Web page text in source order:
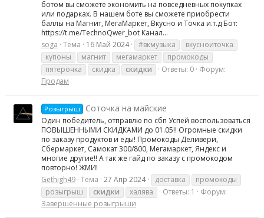
ботом вы сможете экономить на повседневных покупках
или подарках. В нашем боте вы сможете приобрести
баллы на Магнит, МегаМаркет, Вкусно и Точка и.т.д Бот:
https://t.me/TechnoQwer_bot Канал...
soga Тема 16 Май 2024 #вкмузыка
вкусноиточка
купоны
магнит мегамаркет
промокоды
пятерочка
скидка скидки Ответы: 0 Форум:
Продам
Розыгрыш Соточка на майские
Один победитель, отправлю по сбп Успей воспользоваться
ПОВЫШЕННЫМИ СКИДКАМИ до 01.05!! Огромные скидки
по заказу продуктов и еды! Промокоды Деливери,
Сбермаркет, Самокат 300/800, Мегамаркет, Яндекс и
многие другие!! А так же гайд по заказу с промокодом
повторно! ЖМИ!
Gethigh49 Тема 27 Апр 2024 доставка
промокоды
розыгрыш
скидки халява Ответы: 1
Форум:
Завершенные розыгрыши